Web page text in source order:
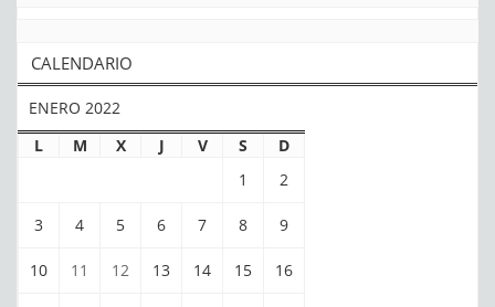
CALENDARIO
ENERO 2022
L
M X J V S
D
1
2
3 4 5 6 7 8 9
10 11 12 13 14 15 16